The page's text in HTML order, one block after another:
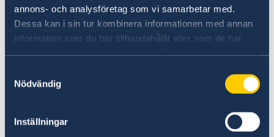
annons- och analysföretag som vi samarbetar med.
Dessa kan i sin tur kombinera informationen med annan
information som du har tillhandahållit eller som de har
samlat in när du har använt deras tjänster.
Nödvändig
Inställningar
eller lösa andra problem i samband med
till exempel en olyckshändelse, akut
sjukdom eller dödsfall
råd om försvarsadvokat, läkare och tolk
samt vid behov få hjälp med att kontakta
ett provisoriskt pass för att kunna resa
hem till Sverige och på vissa ambassader